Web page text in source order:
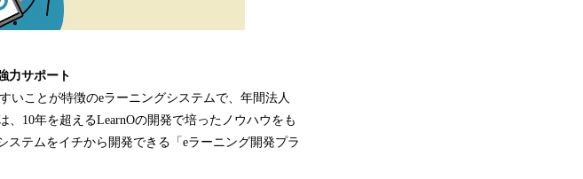
力サポート
いことが特徴のeラーニングシステムで、年間法人
、10年を超えるLearnOの開発で培ったノウハウをも
テムをイチから開発できる「eラーニング開発プラ